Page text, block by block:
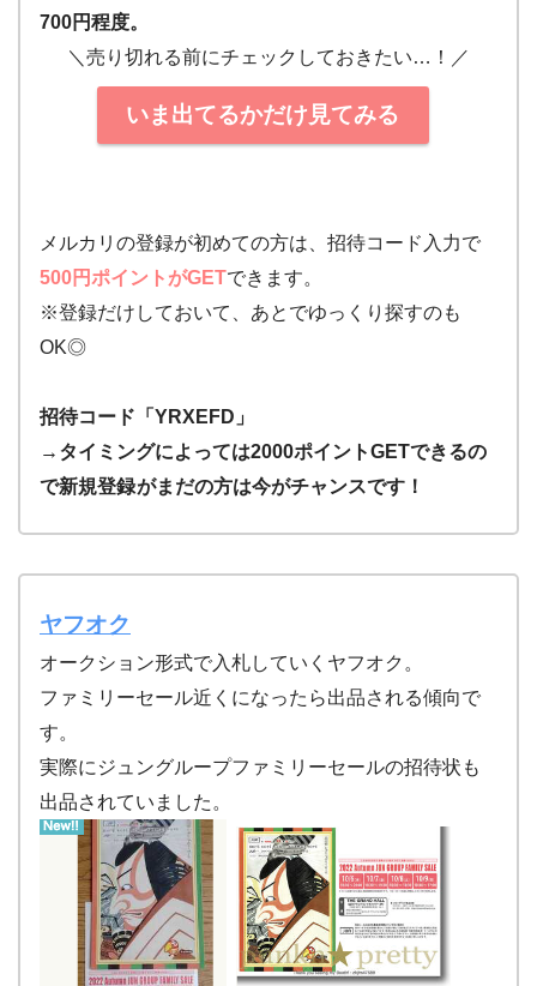
700円程度。
＼売り切れる前にチェックしておきたい…！／
いま出てるかだけ見てみる
メルカリの登録が初めての方は、招待コード入力で
500円ポイントがGETできます。
※登録だけしておいて、あとでゆっくり探すのも
OK◎
招待コード「YRXEFD」
→タイミングによっては2000ポイントGETできるの
で新規登録がまだの方は今がチャンスです！
ヤフオク
オークション形式で入札していくヤフオク。
ファミリーセール近くになったら出品される傾向で
す。
実際にジュングループファミリーセールの招待状も
出品されていました。